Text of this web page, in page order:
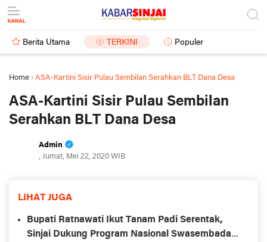
Berita Utama TERKINI Populer
Home › ASA-Kartini Sisir Pulau Sembilan Serahkan BLT Dana Desa
ASA-Kartini Sisir Pulau Sembilan
Serahkan BLT Dana Desa
Admin
, Jumat, Mei 22, 2020 WIB
LIHAT JUGA
Bupati Ratnawati Ikut Tanam Padi Serentak,
Sinjai Dukung Program Nasional Swasembada